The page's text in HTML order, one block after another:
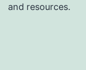
and resources.